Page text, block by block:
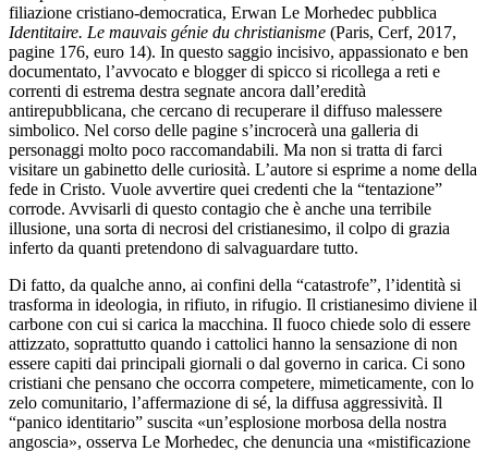
filiazione cristiano-democratica, Erwan Le Morhedec pubblica
Identitaire. Le mauvais génie du christianisme (Paris, Cerf, 2017,
pagine 176, euro 14). In questo saggio incisivo, appassionato e ben
documentato, l’avvocato e blogger di spicco si ricollega a reti e
correnti di estrema destra segnate ancora dall’eredità
antirepubblicana, che cercano di recuperare il diffuso malessere
simbolico. Nel corso delle pagine s’incrocerà una galleria di
personaggi molto poco raccomandabili. Ma non si tratta di farci
visitare un gabinetto delle curiosità. L’autore si esprime a nome della
fede in Cristo. Vuole avvertire quei credenti che la “tentazione”
corrode. Avvisarli di questo contagio che è anche una terribile
illusione, una sorta di necrosi del cristianesimo, il colpo di grazia
inferto da quanti pretendono di salvaguardare tutto.
Di fatto, da qualche anno, ai confini della “catastrofe”, l’identità si
trasforma in ideologia, in rifiuto, in rifugio. Il cristianesimo diviene il
carbone con cui si carica la macchina. Il fuoco chiede solo di essere
attizzato, soprattutto quando i cattolici hanno la sensazione di non
essere capiti dai principali giornali o dal governo in carica. Ci sono
cristiani che pensano che occorra competere, mimeticamente, con lo
zelo comunitario, l’affermazione di sé, la diffusa aggressività. Il
“panico identitario” suscita «un’esplosione morbosa della nostra
angoscia», osserva Le Morhedec, che denuncia una «mistificazione